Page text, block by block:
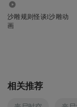
沙雕规则怪谈l沙雕动
画
相关推荐